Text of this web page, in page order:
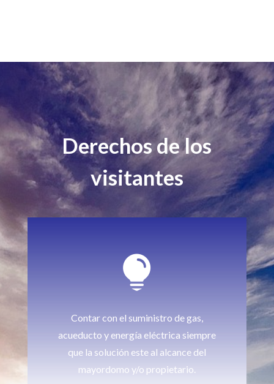
Derechos de los
visitantes

Contar con el suministro de gas,
acueducto y energía eléctrica siempre
que la solución este al alcance del
mayordomo y/o propietario.